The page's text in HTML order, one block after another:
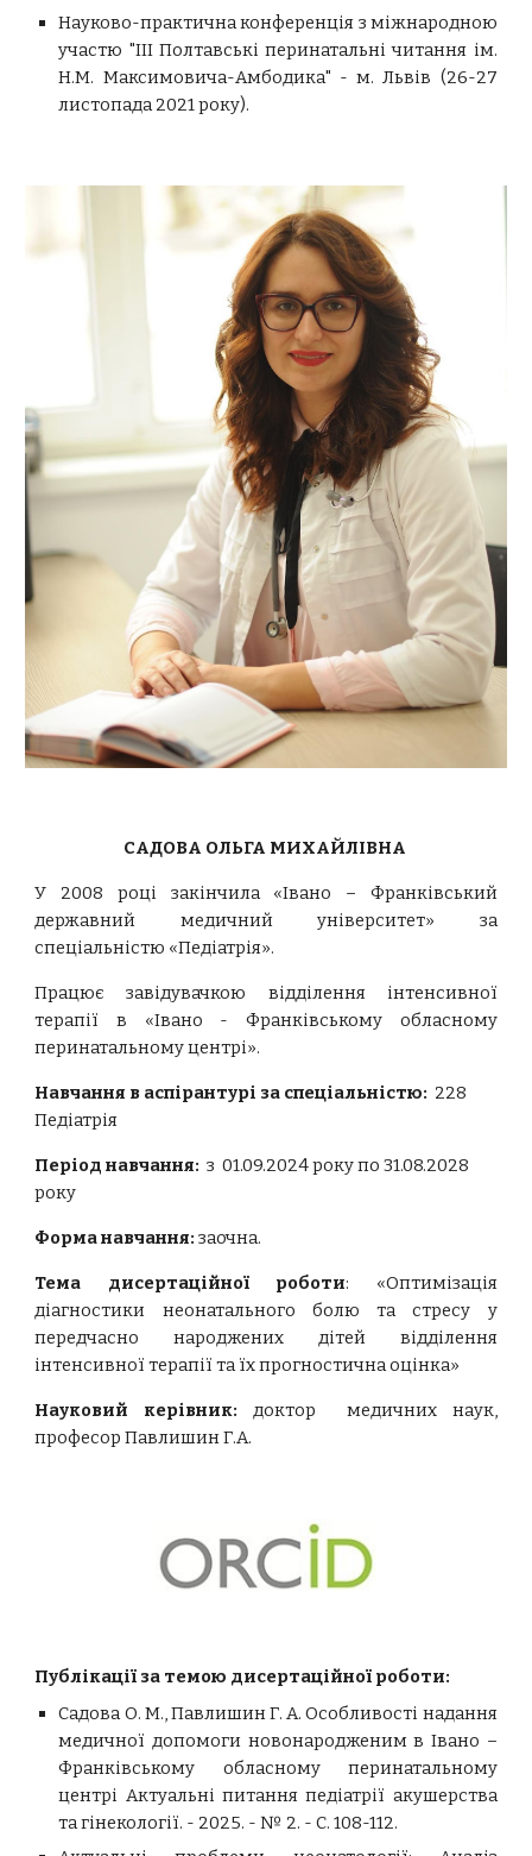
Науково-практична конференція з міжнародною
участю "ІІІ Полтавські перинатальні читання ім.
Н.М. Максимовича-Амбодика" - м. Львів (26-27
листопада 2021 року).
САДОВА ОЛЬГА МИХАЙЛІВНА
У 2008 році закінчила «Івано – Франківський
державний медичний університет» за
спеціальністю «Педіатрія».
Працює завідувачкою відділення інтенсивної
терапії в «Івано - Франківському обласному
перинатальному центрі».
Навчання в аспірантурі за спеціальністю: 228
Педіатрія
Період навчання:з01.09.2024 року по 31.08.2028
року
Форма навчання: заочна.
Тема дисертаційної роботи: «Оптимізація
діагностики неонатального болю та стресу у
передчасно народжених дітей відділення
інтенсивної терапії та їх прогностична оцінка»
Науковий керівник:доктор медичних наук,
професор Павлишин Г.А.
Публікації за темою дисертаційної роботи:
Садова О. М., Павлишин Г. А.Особливості надання
медичної допомоги новонародженим в Івано –
Франківському обласному перинатальному
центрі Актуальні питання педіатрії акушерства
та гінекології. - 2025. - № 2. - С. 108-112.